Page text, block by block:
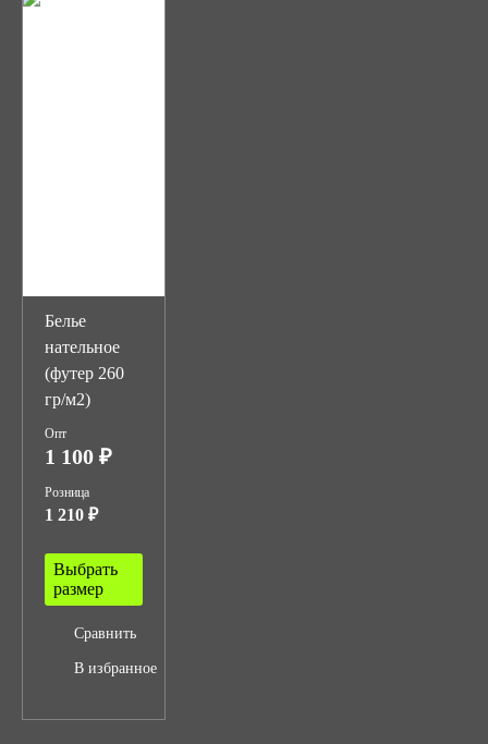
Белье
нательное
(футер 260
гр/м2)
Опт
1 100 ₽
Розница
1 210 ₽
Выбрать
размер
Сравнить
В избранное